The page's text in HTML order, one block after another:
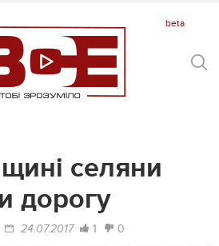
селяни
дорогу
24.07.2017 1 0